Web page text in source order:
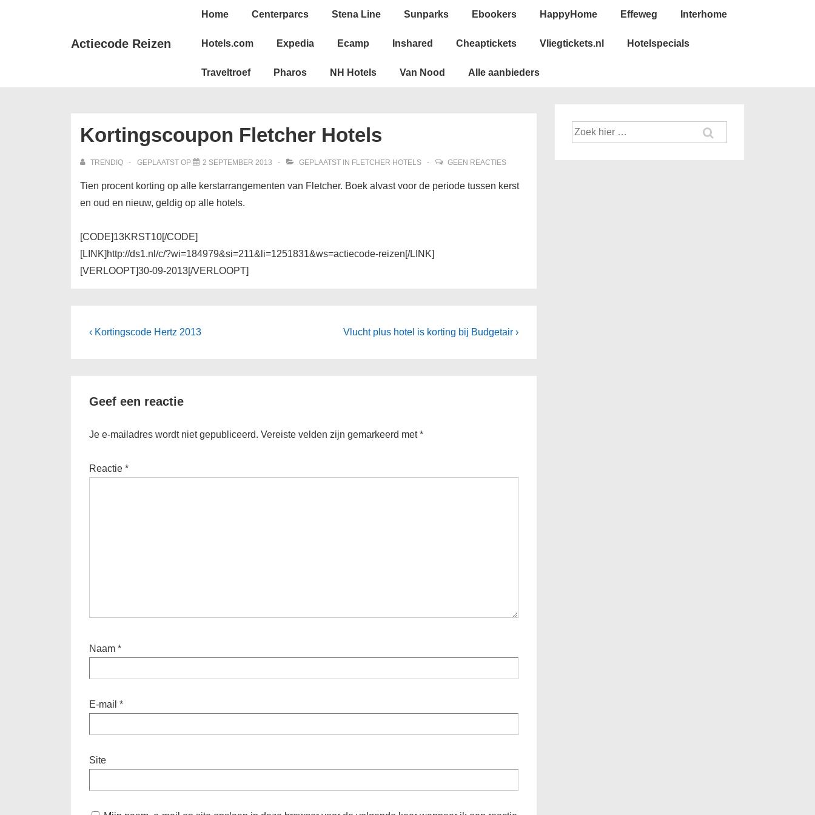
Actiecode Reizen
Hoofd
Home Centerparcs Stena Line Sunparks Ebookers HappyHome Effeweg Interhome
Hotels.com Expedia Ecamp Inshared Cheaptickets Vliegtickets.nl Hotelspecials
Traveltroef Pharos NH Hotels Van Nood Alle aanbieders
Kortingscoupon Fletcher Hotels
TRENDIQ GEPLAATST OP 2 SEPTEMBER 2013 GEPLAATST IN FLETCHER HOTELS GEEN REACTIES
Tien procent korting op alle kerstarrangementen van Fletcher. Boek alvast voor de periode tussen kerst
en oud en nieuw, geldig op alle hotels.
[CODE]13KRST10[/CODE]
[LINK]http://ds1.nl/c/?wi=184979&si=211&li=1251831&ws=actiecode-reizen[/LINK]
[VERLOOPT]30-09-2013[/VERLOOPT]
Bericht
Vorig
‹ Kortingscode Hertz 2013
Volgende
Vlucht plus hotel is korting bij Budgetair ›
Geef een reactie
Je e-mailadres wordt niet gepubliceerd. Vereiste velden zijn gemarkeerd met*
Reactie *
Naam *
E-mail *
Site
Zoek
naar: